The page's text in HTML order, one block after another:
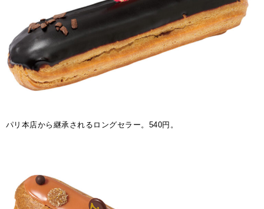
パリ本店から継承されるロングセラー。540円。